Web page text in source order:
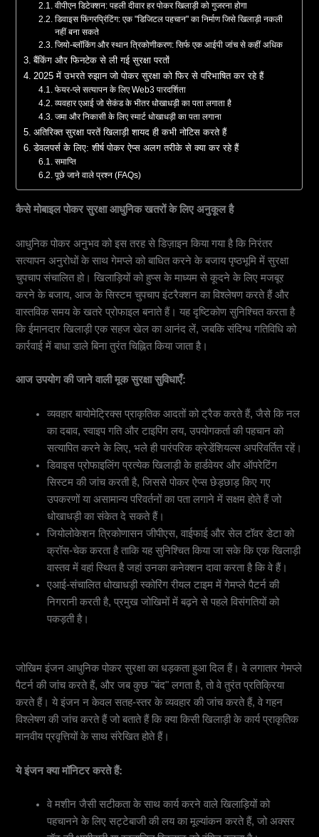
वीपीएन डिटेक्शन: पहली दीवार हर पोकर खिलाड़ी को गुजरना होगा
डिवाइस फिंगरप्रिंटिंग: एक "डिजिटल पहचान" का निर्माण जिसे खिलाड़ी नकली
नहीं बना सकते
जियो-ब्लॉकिंग और स्थान त्रिकोणीकरण: सिर्फ एक आईपी जांच से कहीं अधिक
बैंकिंग और फिनटेक से ली गई सुरक्षा परतों
2025 में उभरते रुझान जो पोकर सुरक्षा को फिर से परिभाषित कर रहे हैं
फेयर-प्ले सत्यापन के लिए Web3 पारदर्शिता
व्यवहार एआई जो सेकंड के भीतर धोखाधड़ी का पता लगाता है
जमा और निकासी के लिए स्मार्ट धोखाधड़ी का पता लगाना
अतिरिक्त सुरक्षा परतें खिलाड़ी शायद ही कभी नोटिस करते हैं
डेवलपर्स के लिए: शीर्ष पोकर ऐप्स अलग तरीके से क्या कर रहे हैं
समाप्ति
पूछे जाने वाले प्रश्न (FAQs)
कैसे मोबाइल पोकर सुरक्षा आधुनिक खतरों के लिए अनुकूल है
आधुनिक पोकर अनुभव को इस तरह से डिज़ाइन किया गया है कि निरंतर
सत्यापन अनुरोधों के साथ गेमप्ले को बाधित करने के बजाय पृष्ठभूमि में सुरक्षा
चुपचाप संचालित हो। खिलाड़ियों को हुप्स के माध्यम से कूदने के लिए मजबूर
करने के बजाय, आज के सिस्टम चुपचाप इंटरैक्शन का विश्लेषण करते हैं और
वास्तविक समय के खतरे प्रोफाइल बनाते हैं। यह दृष्टिकोण सुनिश्चित करता है
कि ईमानदार खिलाड़ी एक सहज खेल का आनंद लें, जबकि संदिग्ध गतिविधि को
कार्रवाई में बाधा डाले बिना तुरंत चिह्नित किया जाता है।
आज उपयोग की जाने वाली मूक सुरक्षा सुविधाएँ:
व्यवहार बायोमेट्रिक्स प्राकृतिक आदतों को ट्रैक करते हैं, जैसे कि नल
का दबाव, स्वाइप गति और टाइपिंग लय, उपयोगकर्ता की पहचान को
सत्यापित करने के लिए, भले ही पारंपरिक क्रेडेंशियल्स अपरिवर्तित रहें।
डिवाइस प्रोफाइलिंग प्रत्येक खिलाड़ी के हार्डवेयर और ऑपरेटिंग
सिस्टम की जांच करती है, जिससे पोकर ऐप्स छेड़छाड़ किए गए
उपकरणों या असामान्य परिवर्तनों का पता लगाने में सक्षम होते हैं जो
धोखाधड़ी का संकेत दे सकते हैं।
जियोलोकेशन त्रिकोणासन जीपीएस, वाईफाई और सेल टॉवर डेटा को
क्रॉस-चेक करता है ताकि यह सुनिश्चित किया जा सके कि एक खिलाड़ी
वास्तव में वहां स्थित है जहां उनका कनेक्शन दावा करता है कि वे हैं।
एआई-संचालित धोखाधड़ी स्कोरिंग रीयल टाइम में गेमप्ले पैटर्न की
निगरानी करती है, प्रमुख जोखिमों में बढ़ने से पहले विसंगतियों को
पकड़ती है।
जोखिम इंजन आधुनिक पोकर सुरक्षा का धड़कता हुआ दिल हैं। वे लगातार गेमप्ले
पैटर्न की जांच करते हैं, और जब कुछ "बंद" लगता है, तो वे तुरंत प्रतिक्रिया
करते हैं। ये इंजन न केवल सतह-स्तर के व्यवहार की जांच करते हैं, वे गहन
विश्लेषण की जांच करते हैं जो बताते हैं कि क्या किसी खिलाड़ी के कार्य प्राकृतिक
मानवीय प्रवृत्तियों के साथ संरेखित होते हैं।
ये इंजन क्या मॉनिटर करते हैं:
वे मशीन जैसी सटीकता के साथ कार्य करने वाले खिलाड़ियों को
पहचानने के लिए सट्टेबाजी की लय का मूल्यांकन करते हैं, जो अक्सर